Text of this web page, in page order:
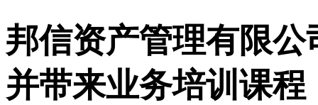
邦信资产管理有限
并带来业务培训课程